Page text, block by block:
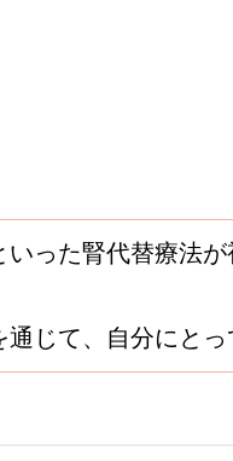
った腎代替療法
じて、自分にと